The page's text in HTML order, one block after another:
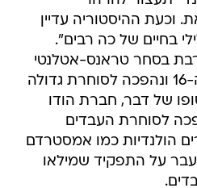
בסחר טראנס-אטלנטי
בעבדים בשלהי המאה ה-16 ונהפכה לסוחרת גדולה
המאה ה-17. בסופו של דבר, חברת הודו
לסוחרת העבדים
הולנדיות כמו אמסטרדם
על התפקיד שמילאו
בפני גאנה שעליה שלטה